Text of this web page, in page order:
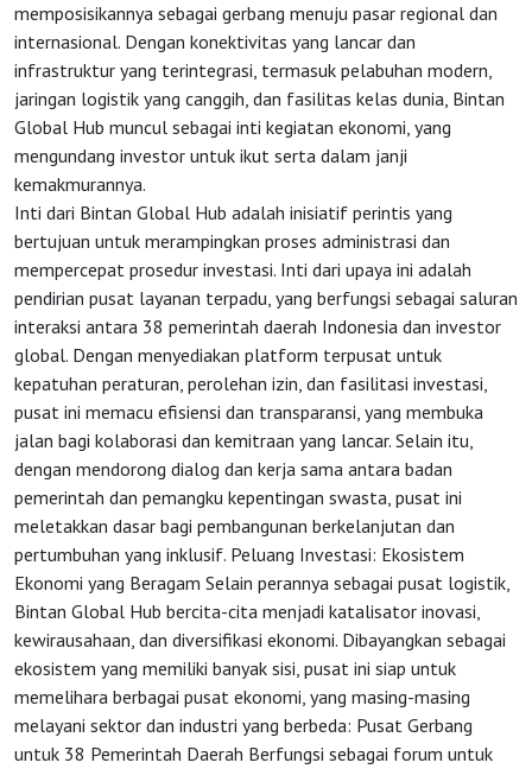
memposisikannya sebagai gerbang menuju pasar regional dan
internasional. Dengan konektivitas yang lancar dan
infrastruktur yang terintegrasi, termasuk pelabuhan modern,
jaringan logistik yang canggih, dan fasilitas kelas dunia, Bintan
Global Hub muncul sebagai inti kegiatan ekonomi, yang
mengundang investor untuk ikut serta dalam janji
kemakmurannya.
Inti dari Bintan Global Hub adalah inisiatif perintis yang
bertujuan untuk merampingkan proses administrasi dan
mempercepat prosedur investasi. Inti dari upaya ini adalah
pendirian pusat layanan terpadu, yang berfungsi sebagai saluran
interaksi antara 38 pemerintah daerah Indonesia dan investor
global. Dengan menyediakan platform terpusat untuk
kepatuhan peraturan, perolehan izin, dan fasilitasi investasi,
pusat ini memacu efisiensi dan transparansi, yang membuka
jalan bagi kolaborasi dan kemitraan yang lancar. Selain itu,
dengan mendorong dialog dan kerja sama antara badan
pemerintah dan pemangku kepentingan swasta, pusat ini
meletakkan dasar bagi pembangunan berkelanjutan dan
pertumbuhan yang inklusif. Peluang Investasi: Ekosistem
Ekonomi yang Beragam Selain perannya sebagai pusat logistik,
Bintan Global Hub bercita-cita menjadi katalisator inovasi,
kewirausahaan, dan diversifikasi ekonomi. Dibayangkan sebagai
ekosistem yang memiliki banyak sisi, pusat ini siap untuk
memelihara berbagai pusat ekonomi, yang masing-masing
melayani sektor dan industri yang berbeda: Pusat Gerbang
untuk 38 Pemerintah Daerah Berfungsi sebagai forum untuk